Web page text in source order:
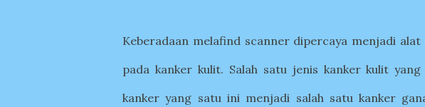
Keberadaan melafind scanner dipercaya menjadi
pada kanker kulit. Salah satu jenis kanker kulit
kanker yang satu ini menjadi salah satu kanker